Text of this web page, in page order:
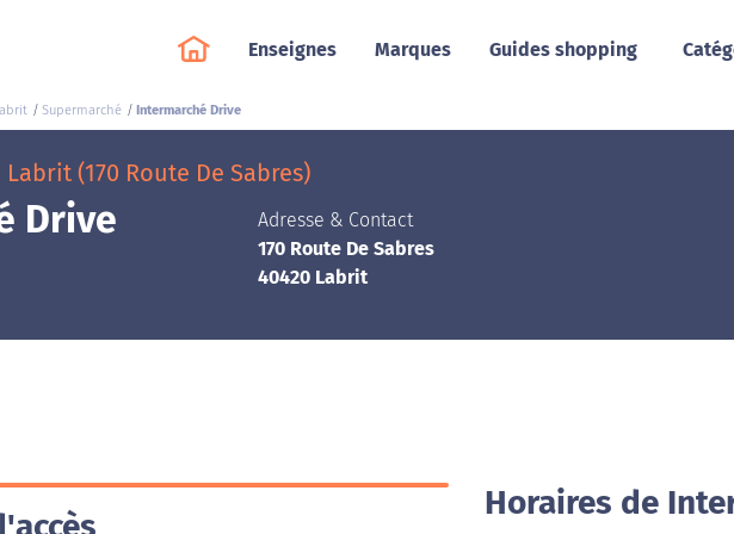
Enseignes Marques Guides shopping
Supermarché Intermarché Drive
(170 Route De Sabres)
Drive
Adresse & Contact
170 Route De Sabres
40420 Labrit
Horaires de